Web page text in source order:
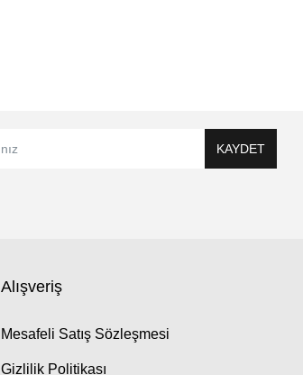
KAYDET
Alışveriş
Mesafeli Satış Sözleşmesi
Gizlilik Politikası